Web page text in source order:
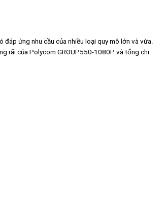
ứng nhu cầu của nhiều loại quy mô lớn và vừa.
rãi của Polycom GROUP550-1080P và tổng chi